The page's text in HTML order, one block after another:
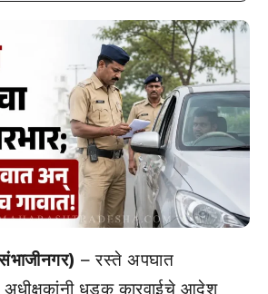
– रस्ते अपघात
अधीक्षकांनी धडक कारवाईचे आदेश